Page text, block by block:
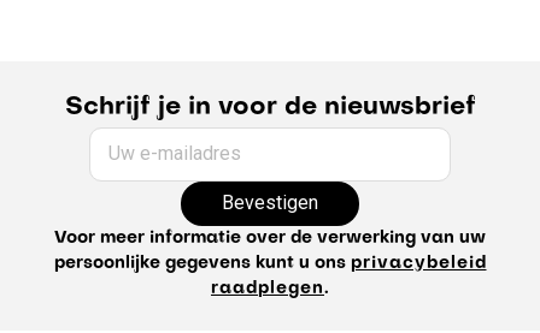
Schrijf je in voor de nieuwsbrief
Uw e-mailadres
Bevestigen
Voor meer informatie over de verwerking van uw
persoonlijke gegevens kunt u ons privacybeleid
raadplegen.